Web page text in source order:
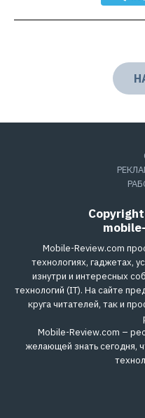
Mobile-Review.com
технологиях, гаджетах,
изнутри и интересных
технологий (IT). На сайте
круга читателей, так и
Mobile-Review.com –
желающей знать сегодня,